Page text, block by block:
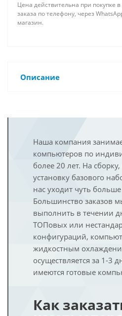
Цена действительна при покупке
заказа по телефону, через
магазин.
Описание
Наша компания
компьютеров по
более 20 лет. На
установку базового
нас уходит чуть
Большинство заказов
выполнить в течении
ТОПовых или
конфигураций,
жидкостным
осуществляется за 1-3
имеются готовые
Как